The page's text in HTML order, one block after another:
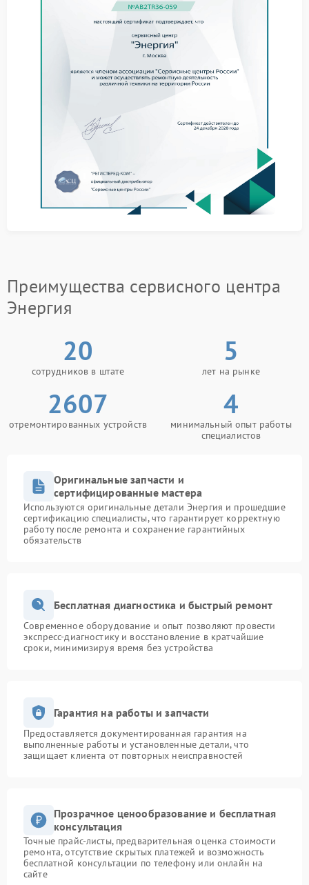
При первых признаках стоит обратить внимание на
условия эксплуатации и нагрузку. Сервис Энергия
может дать рекомендации по дальнейшим
действиям и уточнить состояние устройства.
Снизить нагрузку на устройство
Проверить состояние сети
до обращения к специалистам.
При явных признаках износа требуется ремонт
Энергия с заменой поврежденных элементов.
Самостоятельное вмешательство может привести к
замену конденсаторов с учетом особенностей
устройства. Это помогает избежать повторных сбоев
и продлить срок службы техники.
Игнорирование признаков может привести к более
серьезным последствиям, поэтому разумнее
заняться решением заранее и сохранить стабильную
Преимущества сервисного центра
Энергия
20
сотрудников в штате
5
лет на рынке
2607
отремонтированных устройств
4
минимальный опыт работы
специалистов
Оригинальные запчасти и
сертифицированные мастера
Используются оригинальные детали Энергия и прошедшие
сертификацию специалисты, что гарантирует корректную
работу после ремонта и сохранение гарантийных
обязательств
Бесплатная диагностика и быстрый ремонт
Современное оборудование и опыт позволяют провести
экспресс-диагностику и восстановление в кратчайшие
сроки, минимизируя время без устройства
Гарантия на работы и запчасти
Предоставляется документированная гарантия на
выполненные работы и установленные детали, что
защищает клиента от повторных неисправностей
Прозрачное ценообразование и бесплатная
консультация
Точные прайс-листы, предварительная оценка стоимости
ремонта, отсутствие скрытых платежей и возможность
бесплатной консультации по телефону или онлайн на
сайте